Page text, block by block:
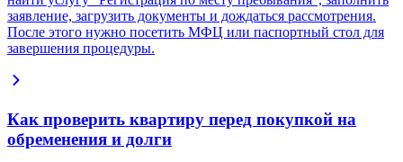
заявление, загрузить документы и дождаться рассмотрения.
После этого нужно посетить МФЦ или паспортный стол для
завершения процедуры.
Как проверить квартиру перед покупкой на
обременения и долги